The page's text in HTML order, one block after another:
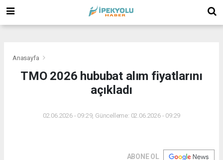
Anasayfa
TMO 2026 hububat alım fiyatlarını
açıkladı
02.06.2026 - 09:29, Güncelleme: 02.06.2026 - 09:29
ABONE OL